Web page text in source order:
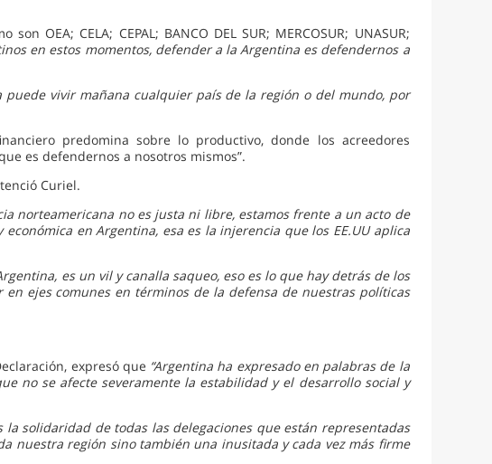
CELA; CEPAL; BANCO DEL SUR; MERCOSUR; UNASUR;
en estos momentos, defender a la Argentina es defendernos a
puede vivir mañana cualquier país de la región o del mundo, por
predomina sobre lo productivo, donde los acreedores
es defendernos a nosotros mismos”.
Curiel.
norteamericana no es justa ni libre, estamos frente a un acto de
en Argentina, esa es la injerencia que los EE.UU aplica
es un vil y canalla saqueo, eso es lo que hay detrás de los
ejes comunes en términos de la defensa de nuestras políticas
expresó que “Argentina ha expresado en palabras de la
no se afecte severamente la estabilidad y el desarrollo social y
la solidaridad de todas las delegaciones que están representadas
nuestra región sino también una inusitada y cada vez más firme